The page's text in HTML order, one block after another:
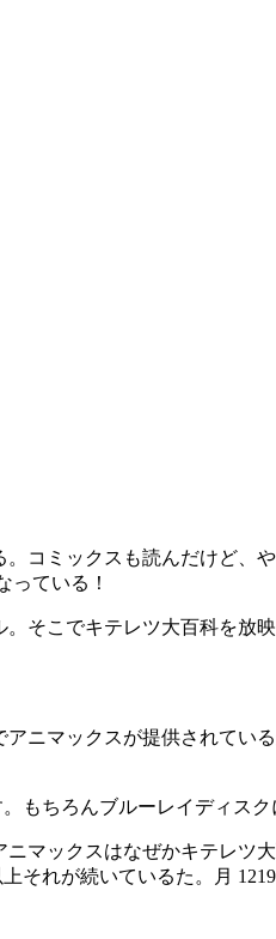
コミックスも読んだけど、
っている！
そこでキテレツ大百科を放映
ニマックスが提供されてい
もちろんブルーレイディスク
マックスはなぜかキテレツ
れが続いているた。月